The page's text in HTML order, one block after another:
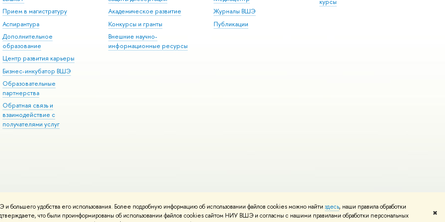
удобства его использования. Более подробную информацию об использовании файлов cookies можно найти здесь, наши правила обработки
что были проинформированы об использовании файлов cookies сайтом НИУ ВШЭ и согласны с нашими правилами обработки персональных
✖
Прием в магистратуру
Аспирантура
Дополнительное
образование
Центр развития карьеры
Бизнес-инкубатор ВШЭ
Образовательные
партнерства
Обратная связь и
взаимодействие с
получателями услуг
Академическое развитие
Конкурсы и гранты
Внешние научно-
информационные ресурсы
Журналы ВШЭ
Публикации
курсы
Редактору
Условия использования материалов Политика конфиденциальности Карта сайта
вШколе дизайна НИУ ВШЭ